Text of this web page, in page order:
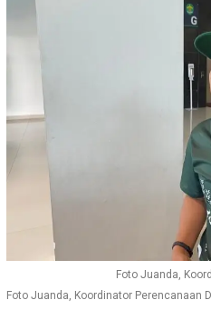
Foto Juanda,
Foto Juanda, Koordinator Perencanaan